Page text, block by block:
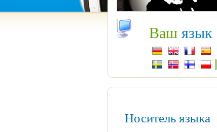
Ваш язык
Носитель языка